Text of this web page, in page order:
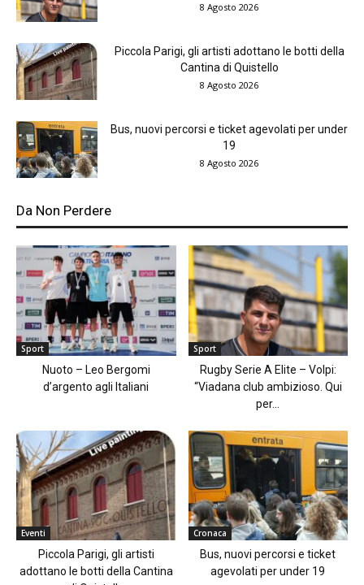
8 Agosto 2026
Piccola Parigi, gli artisti adottano le botti della
Cantina di Quistello
8 Agosto 2026
Bus, nuovi percorsi e ticket agevolati per under
19
8 Agosto 2026
Da Non Perdere
Sport
Nuoto – Leo Bergomi
d’argento agli Italiani
Sport
Rugby Serie A Elite – Volpi:
“Viadana club ambizioso. Qui
per...
Eventi
Piccola Parigi, gli artisti
adottano le botti della Cantina
Cronaca
Bus, nuovi percorsi e ticket
agevolati per under 19